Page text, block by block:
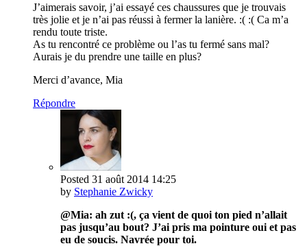
J’aimerais savoir, j’ai essayé ces chaussures que je trouvais
très jolie et je n’ai pas réussi à fermer la lanière. :( :( Ca m’a
rendu toute triste.
As tu rencontré ce problème ou l’as tu fermé sans mal?
Aurais je du prendre une taille en plus?
Merci d’avance, Mia
Répondre
Posted 31 août 2014 14:25
by Stephanie Zwicky
@Mia: ah zut :(, ça vient de quoi ton pied n’allait
pas jusqu’au bout? J’ai pris ma pointure oui et pas
eu de soucis. Navrée pour toi.